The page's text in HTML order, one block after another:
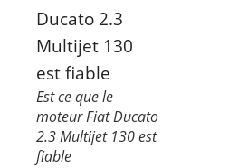
Est ce que le
moteur Fiat Ducato
2.3 Multijet 130 est
fiable